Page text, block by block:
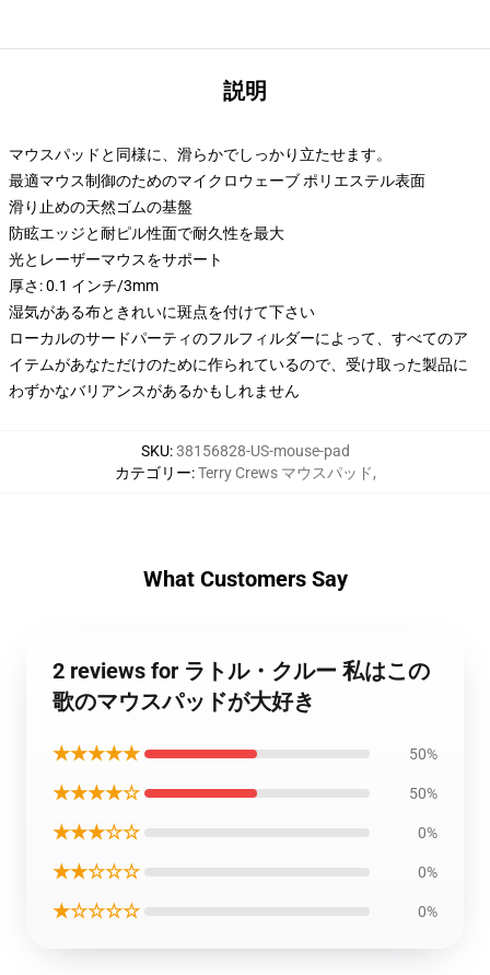
説明
マウスパッドと同様に、滑らかでしっかり立たせます。
最適マウス制御のためのマイクロウェーブ ポリエステル表面
滑り止めの天然ゴムの基盤
防眩エッジと耐ピル性面で耐久性を最大
光とレーザーマウスをサポート
厚さ: 0.1 インチ/3mm
湿気がある布ときれいに斑点を付けて下さい
ローカルのサードパーティのフルフィルダーによって、すべてのア
イテムがあなただけのために作られているので、受け取った製品に
わずかなバリアンスがあるかもしれません
SKU:38156828-US-mouse-pad
カテゴリー:Terry Crews マウスパッド,
What Customers Say
2 reviews for ラトル・クルー 私はこの
歌のマウスパッドが大好き
★★★★★ 50%
★★★★☆ 50%
★★★☆☆ 0%
★★☆☆☆ 0%
★☆☆☆☆ 0%